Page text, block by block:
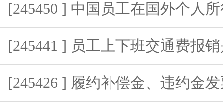
[245450 ] 中国员工在国外个人
[245441 ] 员工上下班交通费报
[245426 ] 履约补偿金、违约金